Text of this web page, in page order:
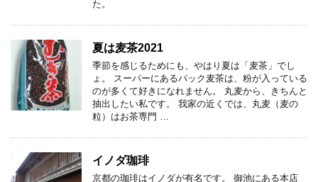
た。
夏は麦茶2021
季節を感じるためにも、やはり夏は「麦茶」でし
ょ。 スーパーにあるパック麦茶は、粉が入っている
のが多くて好きになれません。 丸麦から、きちんと
抽出したい私です。 我家の近くでは、丸麦（麦の
粒）はお茶専門 …
イノダ珈琲
京都の珈琲はイノダが有名です。 御池にある本店